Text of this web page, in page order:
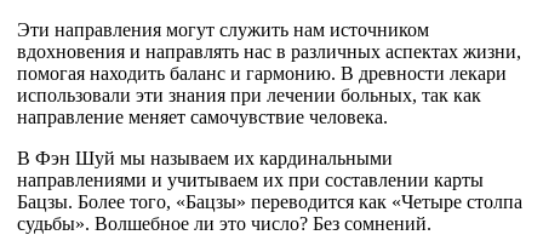
Эти направления могут служить нам источником
вдохновения и направлять нас в различных аспектах жизни,
помогая находить баланс и гармонию. В древности лекари
использовали эти знания при лечении больных, так как
направление меняет самочувствие человека.
В Фэн Шуй мы называем их кардинальными
направлениями и учитываем их при составлении карты
Бацзы. Более того, «Бацзы» переводится как «Четыре столпа
судьбы». Волшебное ли это число? Без сомнений.